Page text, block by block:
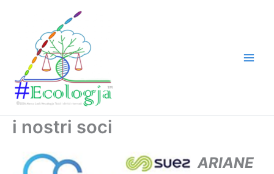
contenuto
i nostri soci
ARIANE